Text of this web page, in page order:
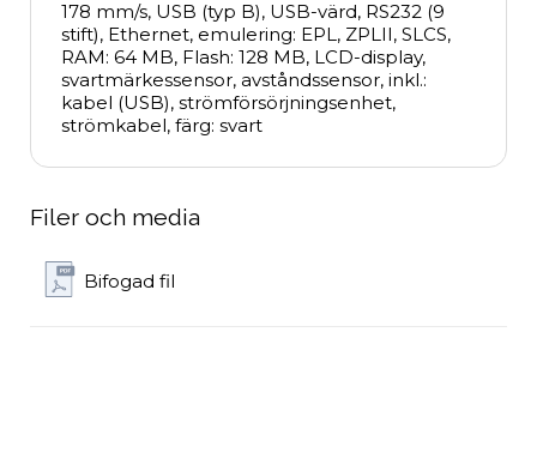
178 mm/s, USB (typ B), USB-värd, RS232 (9
stift), Ethernet, emulering: EPL, ZPLII, SLCS,
RAM: 64 MB, Flash: 128 MB, LCD-display,
svartmärkessensor, avståndssensor, inkl.:
kabel (USB), strömförsörjningsenhet,
strömkabel, färg: svart
Filer och media
Bifogad fil